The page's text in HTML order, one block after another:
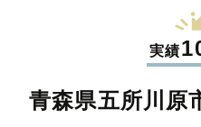
実績
青森県五所川原